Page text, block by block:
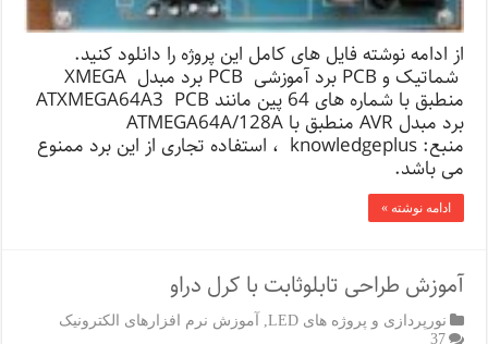
از ادامه نوشته فایل های کامل این پروژه را دانلود کنید.
شماتیک و PCB برد آموزشی PCB برد مبدل XMEGA
منطبق با شماره های 64 پین مانند ATXMEGA64A3 PCB
منبع: knowledgeplus ، استفاده تجاری از این برد ممنوع
می باشد.
ادامه نوشته »
آموزش طراحی تابلوثابت با کرل دراو
نورپردازی و پروژه های LED , آموزش نرم افزارهای الکترونیک
37